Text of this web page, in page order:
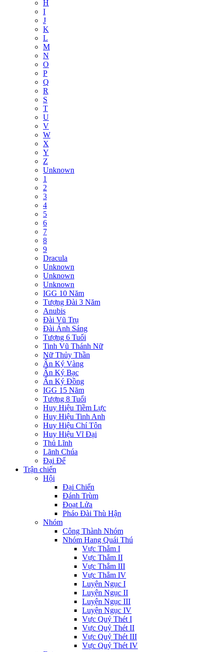
H
I
J
K
L
M
N
O
P
Q
R
S
T
U
V
W
X
Y
Z
Unknown
1
2
3
4
5
6
7
8
9
Dracula
Unknown
Unknown
Unknown
IGG 10 Năm
Tượng Đài 3 Năm
Anubis
Đài Vũ Trụ
Đài Ánh Sáng
Tượng 6 Tuổi
Tinh Vũ Thánh Nữ
Nữ Thủy Thần
Ấn Ký Vàng
Ấn Ký Bạc
Ấn Ký Đồng
IGG 15 Năm
Tượng 8 Tuổi
Huy Hiệu Tiềm Lực
Huy Hiệu Tinh Anh
Huy Hiệu Chí Tôn
Huy Hiệu Vĩ Đại
Thủ Lĩnh
Lãnh Chúa
Đại Đế
Trận chiến
Hội
Đại Chiến
Đánh Trùm
Đoạt Lửa
Pháo Đài Thù Hận
Nhóm
Công Thành Nhóm
Nhóm Hang Quái Thú
Vực Thẳm I
Vực Thẳm II
Vực Thẳm III
Vực Thẳm IV
Luyện Ngục I
Luyện Ngục II
Luyện Ngục III
Luyện Ngục IV
Vực Quỷ Thét I
Vực Quỷ Thét II
Vực Quỷ Thét III
Vực Quỷ Thét IV